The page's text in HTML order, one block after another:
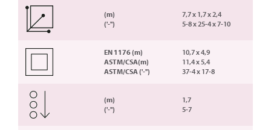
(m)
('-'')
7,7 x 1,7 x 2,4
5-8 x 25-4 x 7-10
EN 1176 (m)
ASTM/CSA(m)
ASTM/CSA ('-'')
10,7 x 4,9
11,4 x 5,4
37-4 x 17-8
(m)
('-'')
1,7
5-7